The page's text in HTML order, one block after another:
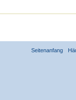
Seitenanfang